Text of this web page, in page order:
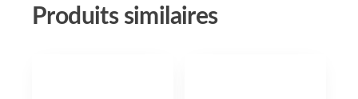
Produits similaires